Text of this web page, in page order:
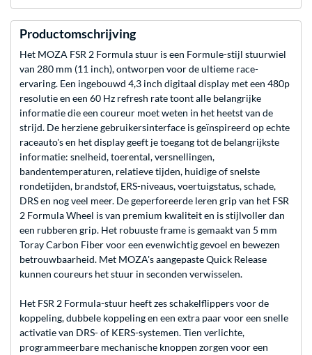
Productomschrijving
Het MOZA FSR 2 Formula stuur is een Formule-stijl stuurwiel
van 280 mm (11 inch), ontworpen voor de ultieme race-
ervaring. Een ingebouwd 4,3 inch digitaal display met een 480p
resolutie en een 60 Hz refresh rate toont alle belangrijke
informatie die een coureur moet weten in het heetst van de
strijd. De herziene gebruikersinterface is geïnspireerd op echte
raceauto's en het display geeft je toegang tot de belangrijkste
informatie: snelheid, toerental, versnellingen,
bandentemperaturen, relatieve tijden, huidige of snelste
rondetijden, brandstof, ERS-niveaus, voertuigstatus, schade,
DRS en nog veel meer. De geperforeerde leren grip van het FSR
2 Formula Wheel is van premium kwaliteit en is stijlvoller dan
een rubberen grip. Het robuuste frame is gemaakt van 5 mm
Toray Carbon Fiber voor een evenwichtig gevoel en bewezen
betrouwbaarheid. Met MOZA's aangepaste Quick Release
kunnen coureurs het stuur in seconden verwisselen.
Het FSR 2 Formula-stuur heeft zes schakelflippers voor de
koppeling, dubbele koppeling en een extra paar voor een snelle
activatie van DRS- of KERS-systemen. Tien verlichte,
programmeerbare mechanische knoppen zorgen voor een